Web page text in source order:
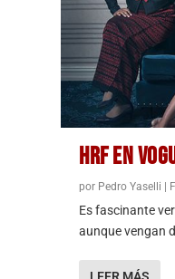
HRF EN
por Pedro Yaselli
Es fascinante
aunque vengan